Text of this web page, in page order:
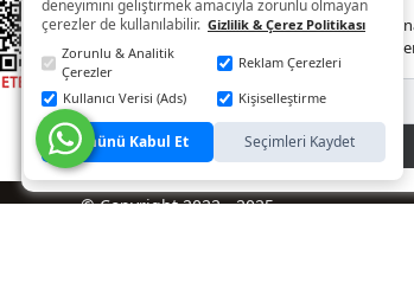
Web sitemizde size daha iyi ve kaliteli hizmet
çerezler kullanılmaktadır. Detaylar:
Gizlilik ve
Reddet
Kabul Et
© Copyright 2022 - 2025
deneyimini geliştirmek amacıyla zorunlu olmayan
çerezler de kullanılabilir. Gizlilik & Çerez Politikası
Zorunlu & Analitik
Çerezler
Reklam Çerezleri
Kullanıcı Verisi (Ads)
Kişiselleştirme
Tümünü Kabul Et Seçimleri Kaydet